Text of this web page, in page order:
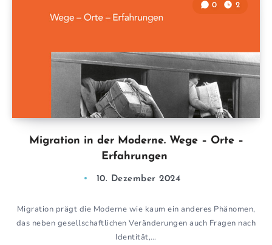
Migration in der Moderne. Wege – Orte –
Erfahrungen
0 2
10. Dezember 2024
Migration prägt die Moderne wie kaum ein anderes Phänomen,
das neben gesellschaftlichen Veränderungen auch Fragen nach
Identität,…